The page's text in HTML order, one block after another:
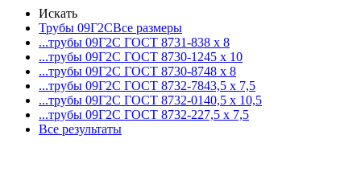
Искать
Трубы 09Г2СВсе размеры
...трубы 09Г2С ГОСТ 8731-838 x 8
...трубы 09Г2С ГОСТ 8730-1245 x 10
...трубы 09Г2С ГОСТ 8730-8748 x 8
...трубы 09Г2С ГОСТ 8732-7843,5 x 7,5
...трубы 09Г2С ГОСТ 8732-0140,5 x 10,5
...трубы 09Г2С ГОСТ 8732-227,5 x 7,5
Все результаты